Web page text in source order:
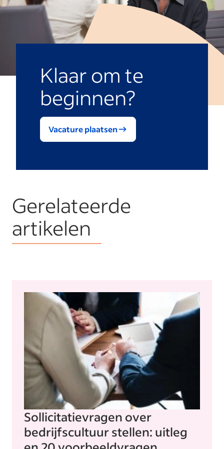
Klaar om te
beginnen?
Vacature plaatsen
Gerelateerde
artikelen
Sollicitatievragen over
bedrijfscultuur stellen: uitleg